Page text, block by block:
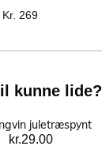
Kr. 269
kunne lide?
juletræspynt
kr.29.00